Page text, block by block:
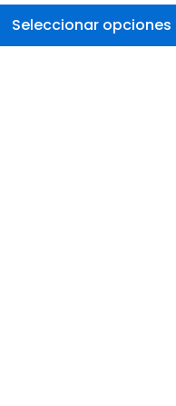
Seleccionar opciones